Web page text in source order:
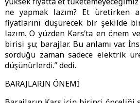
ne yapmak lazım? Et üretirken
fiyatlarını düşürecek bir şekilde
lazım. O yüzden Kars’ta en önem
birisi şu; barajlar. Bu anlamı var.
sorduğu zaman sadece elektrik
düşünürlerdi.” dedi.
BARAJLARIN ÖNEMİ